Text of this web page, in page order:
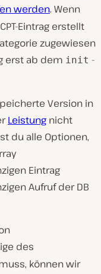
werden. Wenn
Eintrag erstellt
zugewiesen
erst ab dem init -
Version in
Leistung nicht
du alle Optionen,
Eintrag
Aufruf der DB
des
können wir